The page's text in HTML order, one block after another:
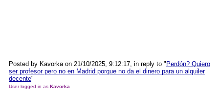
Posted by Kavorka on 21/10/2025, 9:12:17, in reply to " Perdón? Quiero
ser profesor pero no en Madrid porque no da el dinero para un alquiler
decente"
User logged in as Kavorka